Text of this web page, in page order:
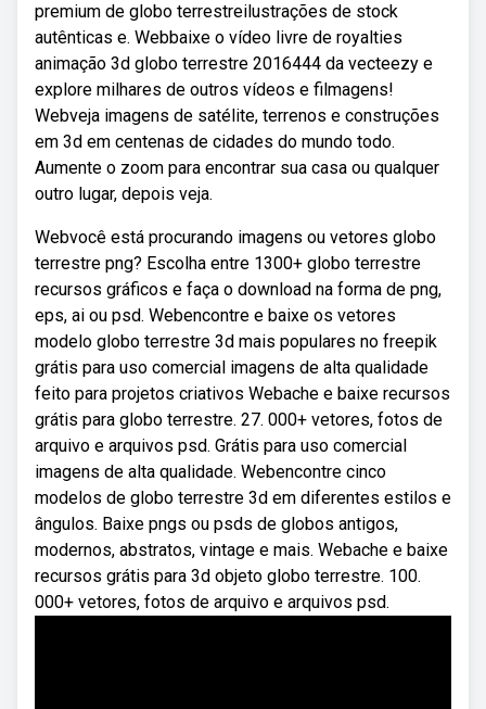
premium de globo terrestreilustrações de stock
autênticas e. Webbaixe o vídeo livre de royalties
animação 3d globo terrestre 2016444 da vecteezy e
explore milhares de outros vídeos e filmagens!
Webveja imagens de satélite, terrenos e construções
em 3d em centenas de cidades do mundo todo.
Aumente o zoom para encontrar sua casa ou qualquer
outro lugar, depois veja.
Webvocê está procurando imagens ou vetores globo
terrestre png? Escolha entre 1300+ globo terrestre
recursos gráficos e faça o download na forma de png,
eps, ai ou psd. Webencontre e baixe os vetores
modelo globo terrestre 3d mais populares no freepik
grátis para uso comercial imagens de alta qualidade
feito para projetos criativos Webache e baixe recursos
grátis para globo terrestre. 27. 000+ vetores, fotos de
arquivo e arquivos psd. Grátis para uso comercial
imagens de alta qualidade. Webencontre cinco
modelos de globo terrestre 3d em diferentes estilos e
ângulos. Baixe pngs ou psds de globos antigos,
modernos, abstratos, vintage e mais. Webache e baixe
recursos grátis para 3d objeto globo terrestre. 100.
000+ vetores, fotos de arquivo e arquivos psd.